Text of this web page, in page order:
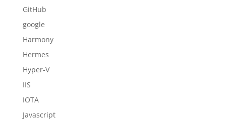
GitHub
google
Harmony
Hermes
Hyper-V
IIS
IOTA
Javascript